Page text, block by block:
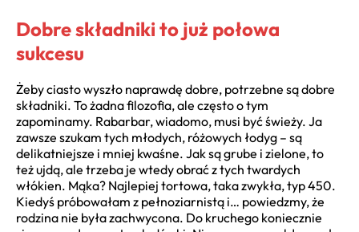
Dobre składniki to już połowa
sukcesu
Żeby ciasto wyszło naprawdę dobre, potrzebne są dobre
składniki. To żadna filozofia, ale często o tym
zapominamy. Rabarbar, wiadomo, musi być świeży. Ja
zawsze szukam tych młodych, różowych łodyg – są
delikatniejsze i mniej kwaśne. Jak są grube i zielone, to
też ujdą, ale trzeba je wtedy obrać z tych twardych
włókien. Mąka? Najlepiej tortowa, taka zwykła, typ 450.
Kiedyś próbowałam z pełnoziarnistą i… powiedzmy, że
rodzina nie była zachwycona. Do kruchego koniecznie